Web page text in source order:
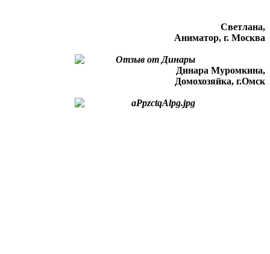
Светлана,
Аниматор, г. Москва
Динара Муромкина,
Домохозяйка, г.Омск